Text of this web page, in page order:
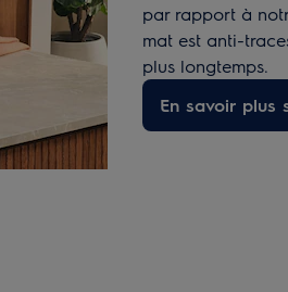
par rapport à
mat est anti-
plus longtemps.
En savoir plus